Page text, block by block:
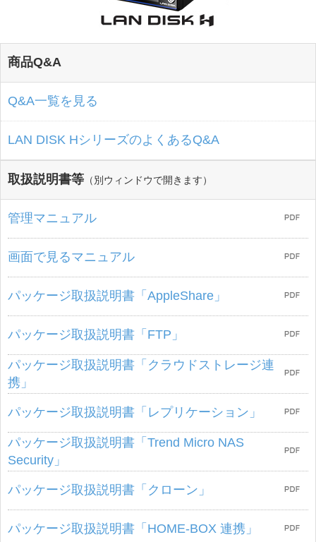
商品Q&A
Q&A一覧を見る
LAN DISK HシリーズのよくあるQ&A
取扱説明書等 （別ウィンドウで開きます）
管理マニュアル
画面で見るマニュアル
パッケージ取扱説明書「AppleShare」
パッケージ取扱説明書「FTP」
パッケージ取扱説明書「クラウドストレージ連
携」
パッケージ取扱説明書「レプリケーション」
パッケージ取扱説明書「Trend Micro NAS
Security」
パッケージ取扱説明書「クローン」
パッケージ取扱説明書「HOME-BOX 連携」